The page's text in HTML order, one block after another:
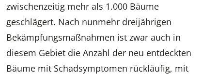
zwischenzeitig mehr als 1.000 Bäume
geschlägert. Nach nunmehr dreijährigen
Bekämpfungsmaßnahmen ist zwar auch in
diesem Gebiet die Anzahl der neu entdeckten
Bäume mit Schadsymptomen rückläufig, mit